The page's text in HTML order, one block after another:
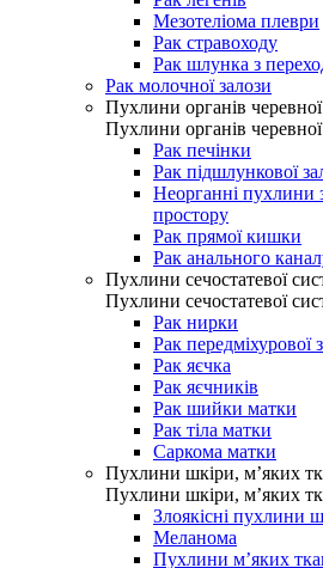
Мезотеліома плеври
Рак стравоходу
Рак шлунка з
Рак молочної залози
Пухлини органів
Пухлини органів
Рак печінки
Рак підшлункової
Неорганні пухлини
простору
Рак прямої кишки
Рак анального
Пухлини сечостатевої
Пухлини сечостатевої
Рак нирки
Рак передміхурової
Рак яєчка
Рак яєчників
Рак шийки матки
Рак тіла матки
Саркома матки
Пухлини шкіри, м’яких
Пухлини шкіри, м’яких
Злоякісні пухлини
Меланома
Пухлини м’яких